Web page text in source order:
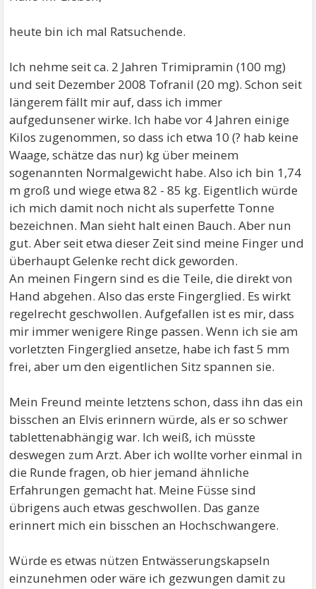
heute bin ich mal Ratsuchende.
Ich nehme seit ca. 2 Jahren Trimipramin (100 mg)
und seit Dezember 2008 Tofranil (20 mg). Schon seit
längerem fällt mir auf, dass ich immer
aufgedunsener wirke. Ich habe vor 4 Jahren einige
Kilos zugenommen, so dass ich etwa 10 (? hab keine
Waage, schätze das nur) kg über meinem
sogenannten Normalgewicht habe. Also ich bin 1,74
m groß und wiege etwa 82 - 85 kg. Eigentlich würde
ich mich damit noch nicht als superfette Tonne
bezeichnen. Man sieht halt einen Bauch. Aber nun
gut. Aber seit etwa dieser Zeit sind meine Finger und
überhaupt Gelenke recht dick geworden.
An meinen Fingern sind es die Teile, die direkt von
Hand abgehen. Also das erste Fingerglied. Es wirkt
regelrecht geschwollen. Aufgefallen ist es mir, dass
mir immer wenigere Ringe passen. Wenn ich sie am
vorletzten Fingerglied ansetze, habe ich fast 5 mm
frei, aber um den eigentlichen Sitz spannen sie.
Mein Freund meinte letztens schon, dass ihn das ein
bisschen an Elvis erinnern würde, als er so schwer
tablettenabhängig war. Ich weiß, ich müsste
deswegen zum Arzt. Aber ich wollte vorher einmal in
die Runde fragen, ob hier jemand ähnliche
Erfahrungen gemacht hat. Meine Füsse sind
übrigens auch etwas geschwollen. Das ganze
erinnert mich ein bisschen an Hochschwangere.
Würde es etwas nützen Entwässerungskapseln
einzunehmen oder wäre ich gezwungen damit zu